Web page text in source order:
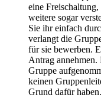
eine Freischaltung,
weitere sogar
Sie ihr einfach
verlangt die
für sie bewerben.
Antrag
Gruppe
keinen
Grund dafür haben.